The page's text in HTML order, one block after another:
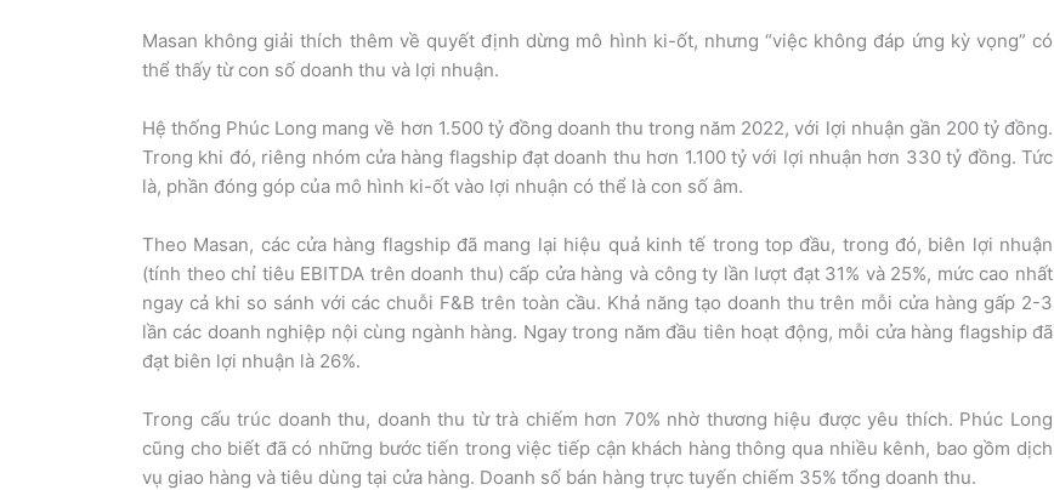
Masan không giải thích thêm về quyết định dừng mô hình ki-ốt, nhưng “việc không đáp ứng kỳ vọng” có
thể thấy từ con số doanh thu và lợi nhuận.
Hệ thống Phúc Long mang về hơn 1.500 tỷ đồng doanh thu trong năm 2022, với lợi nhuận gần 200 tỷ đồng.
Trong khi đó, riêng nhóm cửa hàng flagship đạt doanh thu hơn 1.100 tỷ với lợi nhuận hơn 330 tỷ đồng. Tức
là, phần đóng góp của mô hình ki-ốt vào lợi nhuận có thể là con số âm.
Theo Masan, các cửa hàng flagship đã mang lại hiệu quả kinh tế trong top đầu, trong đó, biên lợi nhuận
(tính theo chỉ tiêu EBITDA trên doanh thu) cấp cửa hàng và công ty lần lượt đạt 31% và 25%, mức cao nhất
ngay cả khi so sánh với các chuỗi F&B trên toàn cầu. Khả năng tạo doanh thu trên mỗi cửa hàng gấp 2-3
lần các doanh nghiệp nội cùng ngành hàng. Ngay trong năm đầu tiên hoạt động, mỗi cửa hàng flagship đã
đạt biên lợi nhuận là 26%.
Trong cấu trúc doanh thu, doanh thu từ trà chiếm hơn 70% nhờ thương hiệu được yêu thích. Phúc Long
cũng cho biết đã có những bước tiến trong việc tiếp cận khách hàng thông qua nhiều kênh, bao gồm dịch
vụ giao hàng và tiêu dùng tại cửa hàng. Doanh số bán hàng trực tuyến chiếm 35% tổng doanh thu.